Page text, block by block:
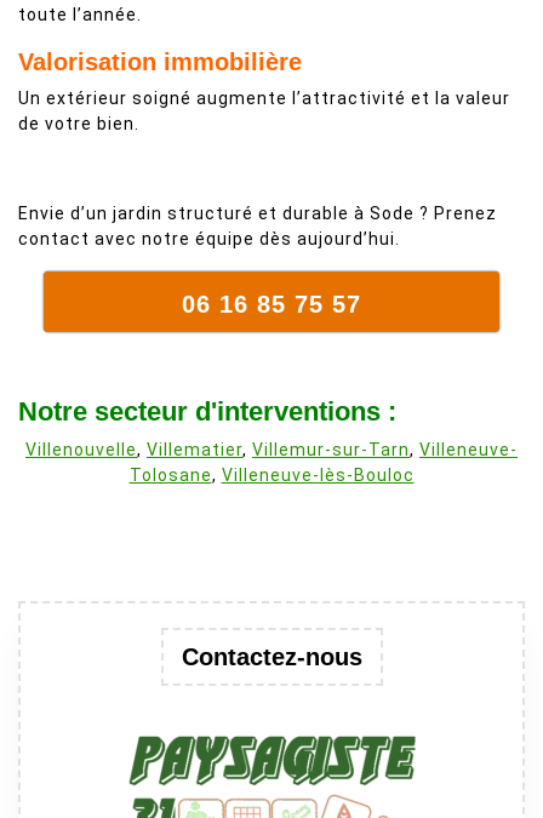
toute l’année.
Valorisation immobilière
Un extérieur soigné augmente l’attractivité et la valeur
de votre bien.
Envie d’un jardin structuré et durable à Sode ? Prenez
contact avec notre équipe dès aujourd’hui.
06 16 85 75 57
Notre secteur d'interventions :
Villenouvelle, Villematier, Villemur-sur-Tarn, Villeneuve-
Tolosane, Villeneuve-lès-Bouloc
Contactez-nous